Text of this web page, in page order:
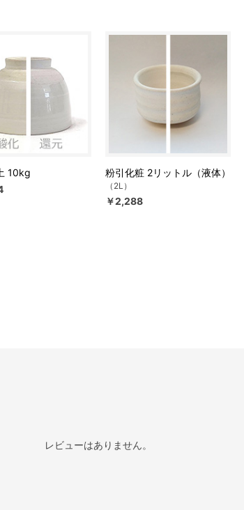
10kg
粉引化粧 2リットル（液体）
（2L）
￥2,288
レビューはありません。